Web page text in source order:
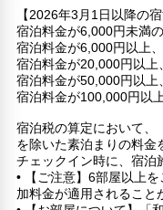
【2026年3月1日以降の宿
宿泊料金が6,000円未満
宿泊料金が6,000円以上
宿泊料金が20,000円以
宿泊料金が50,000円以
宿泊料金が100,000円以
宿泊税の算定において、
を除いた素泊まりの料金
チェックイン時に、宿泊
• 【ご注意】6部屋以上
加料金が適用されること